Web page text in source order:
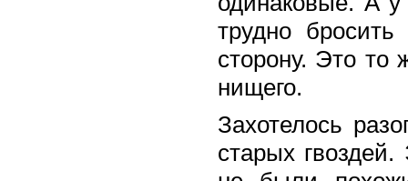
трудно
сторону. Это то
нищего.
Захотелось
старых